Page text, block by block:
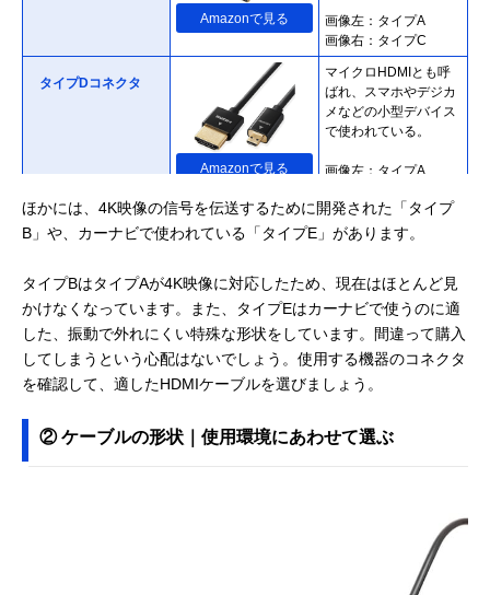
Amazonで見る
画像左：タイプA
画像右：タイプC
タイプDコネクタ
Amazonで見る
マイクロHDMIとも呼
ばれ、スマホやデジカ
メなどの小型デバイス
で使われている。
画像左：タイプA
ほかには、4K映像の信号を伝送するために開発された「タイプ
B」や、カーナビで使われている「タイプE」があります。
タイプBはタイプAが4K映像に対応したため、現在はほとんど見
かけなくなっています。また、タイプEはカーナビで使うのに適
した、振動で外れにくい特殊な形状をしています。間違って購入
してしまうという心配はないでしょう。使用する機器のコネクタ
を確認して、適したHDMIケーブルを選びましょう。
② ケーブルの形状｜使用環境にあわせて選ぶ